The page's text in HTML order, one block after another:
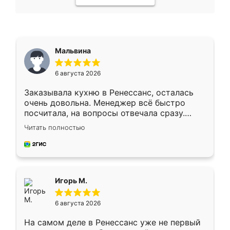
Мальвина
6 августа 2026
Заказывала кухню в Ренессанс, осталась
очень довольна. Менеджер всё быстро
посчитала, на вопросы отвечала сразу.
Замерщик приехал в субботу, подошёл к
делу со всей ответственностью. Собрали
за день, ребята работали аккуратно, даже
Читать полностью
Игорь М.
6 августа 2026
На самом деле в Ренессанс уже не первый